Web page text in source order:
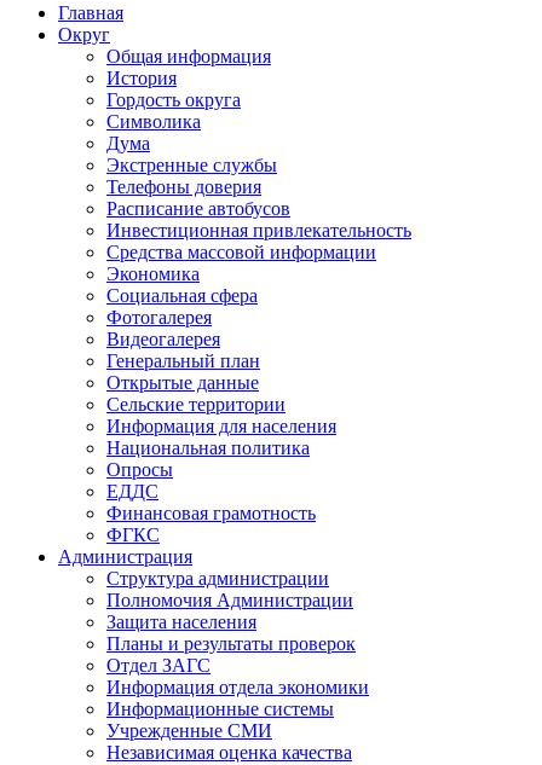
Главная
Округ
Общая информация
История
Гордость округа
Символика
Дума
Экстренные службы
Телефоны доверия
Расписание автобусов
Инвестиционная привлекательность
Средства массовой информации
Экономика
Социальная сфера
Фотогалерея
Видеогалерея
Генеральный план
Открытые данные
Сельские территории
Информация для населения
Национальная политика
Опросы
ЕДДС
Финансовая грамотность
ФГКС
Администрация
Структура администрации
Полномочия Администрации
Защита населения
Планы и результаты проверок
Отдел ЗАГС
Информация отдела экономики
Информационные системы
Учрежденные СМИ
Независимая оценка качества